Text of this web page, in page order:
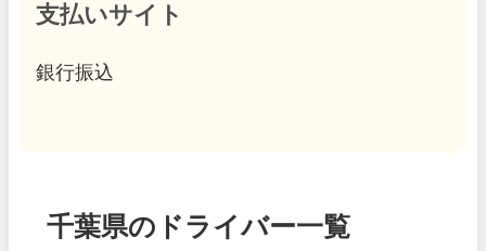
支払いサイト
銀行振込
千葉県のドライバー一覧